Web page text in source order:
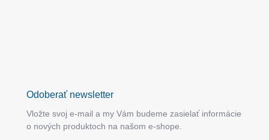
Odoberať newsletter
Vložte svoj e-mail a my Vám budeme zasielať informácie
o nových produktoch na našom e-shope.